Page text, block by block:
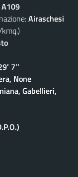
A109
Airaschesi
7''
None
Gabellieri,